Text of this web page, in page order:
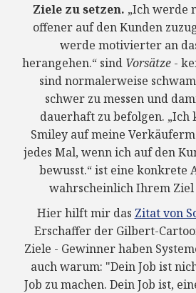
Ziele zu setzen. „Ich werde
offener auf den Kunden
werde motivierter an
herangehen.“ sind Vorsätze-
sind normalerweise
schwer zu messen und
dauerhaft zu befolgen.
Smiley auf meine
jedes Mal, wenn ich auf den
bewusst.“ ist eine konkrete
wahrscheinlich Ihrem
Hier hilft mir das Zitat von
Erschaffer der Gilbert-
Ziele - Gewinner haben
auch warum: "Dein Job ist
Job zu machen. Dein Job ist,